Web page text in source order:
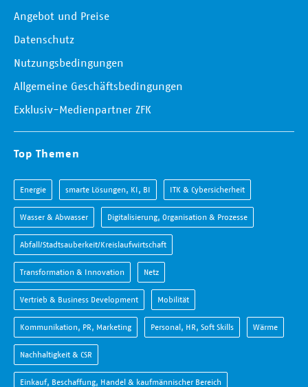
Angebot und Preise
Datenschutz
Nutzungsbedingungen
Allgemeine Geschäftsbedingungen
Exklusiv-Medienpartner ZFK
Top Themen
Energie smarte Lösungen, KI, BI ITK & Cybersicherheit
Wasser & Abwasser Digitalisierung, Organisation & Prozesse
Abfall/Stadtsauberkeit/Kreislaufwirtschaft
Transformation & Innovation Netz
Vertrieb & Business Development Mobilität
Kommunikation, PR, Marketing Personal, HR, Soft Skills Wärme
Nachhaltigkeit & CSR
Einkauf, Beschaffung, Handel & kaufmännischer Bereich